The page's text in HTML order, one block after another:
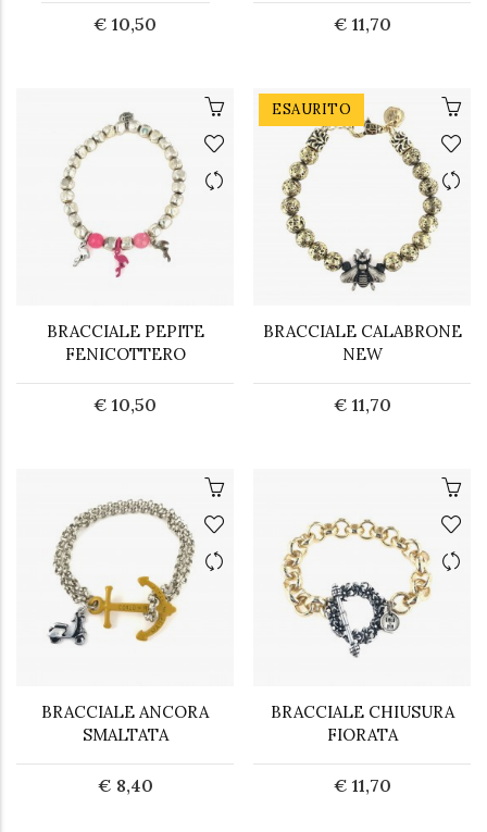
€ 10,50 € 11,70
BRACCIALE PEPITE
FENICOTTERO
€ 10,50
ESAURITO
BRACCIALE CALABRONE
NEW
€ 11,70
BRACCIALE ANCORA
SMALTATA
€ 8,40
BRACCIALE CHIUSURA
FIORATA
€ 11,70